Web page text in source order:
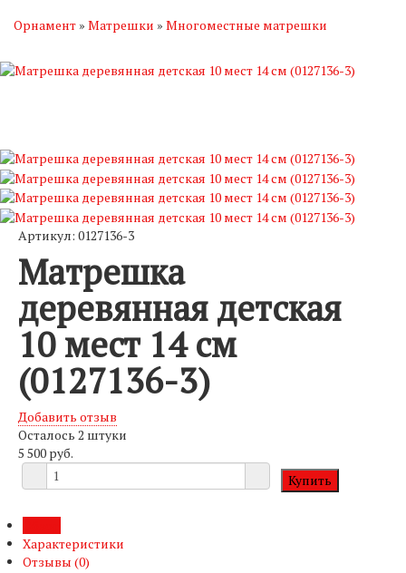
Орнамент » Матрешки » Многоместные матрешки
Артикул: 0127136-3
Матрешка
деревянная детская
10 мест 14 см
(0127136-3)
Добавить отзыв
Осталось 2 штуки
5 500 руб.
Характеристики
Отзывы (0)